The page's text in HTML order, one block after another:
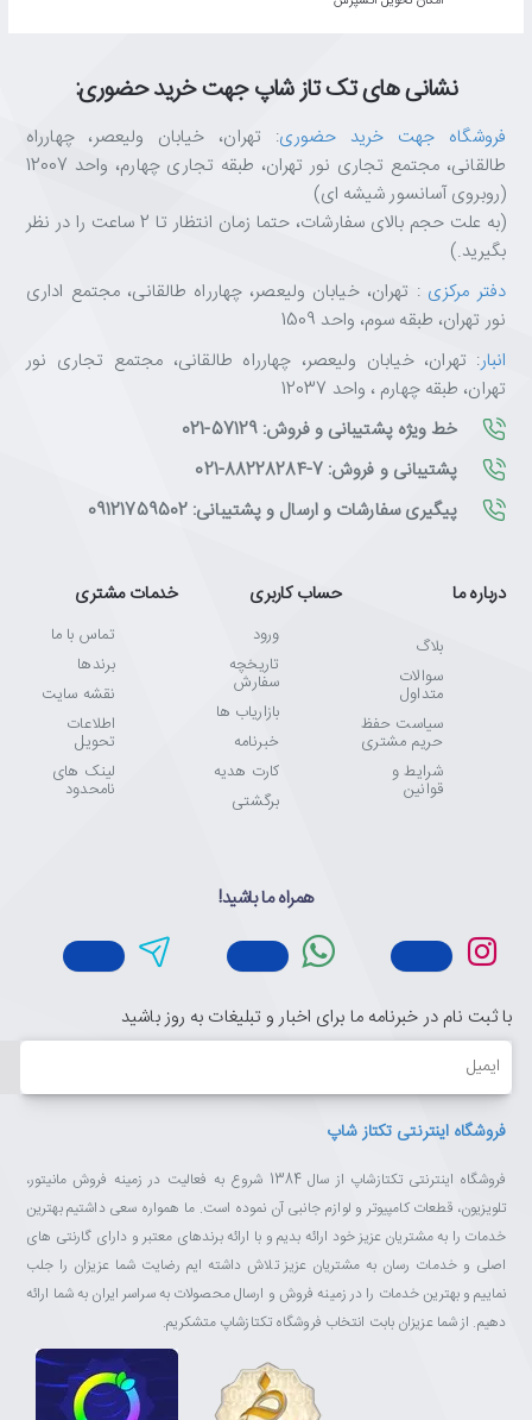
نشانی های تک تاز شاپ جهت خرید حضوری:
فروشگاه جهت خرید حضوری: تهران، خیابان ولیعصر، چهارراه
طالقانی، مجتمع تجاری نور تهران، طبقه تجاری چهارم، واحد 12007
(روبروی آسانسور شیشه ای)
(به علت حجم بالای سفارشات، حتما زمان انتظار تا 2 ساعت را در نظر
بگیرید.)
دفتر مرکزی : تهران، خیابان ولیعصر، چهارراه طالقانی، مجتمع اداری
نور تهران، طبقه سوم، واحد 1509
انبار: تهران، خیابان ولیعصر، چهارراه طالقانی، مجتمع تجاری نور
تهران، طبقه چهارم ، واحد 12037
خط ویژه پشتیبانی و فروش: 57129-021
پشتیبانی و فروش: 7-88228284-021
پیگیری سفارشات و ارسال و پشتیبانی: 09121759502
درباره ما
بلاگ
سوالات
متداول
سیاست حفظ
حریم مشتری
شرایط و
قوانین
حساب کاربری
ورود
تاریخچه
سفارش
بازاریاب ها
خبرنامه
کارت هدیه
برگشتی
خدمات مشتری
تماس با ما
برندها
نقشه سایت
اطلاعات
تحویل
لینک های
نامحدود
همراه ما باشید!
با ثبت نام در خبرنامه ما برای اخبار و تبلیغات به روز باشید
ایمیل
فروشگاه اینترنتی تکتاز شاپ
فروشگاه اینترنتی تکتازشاپ از سال 1384 شروع به فعالیت در زمینه فروش مانیتور،
تلویزیون، قطعات کامپیوتر و لوازم جانبی آن نموده است. ما همواره سعی داشتیم بهترین
خدمات را به مشتریان عزیز خود ارائه بدیم و با ارائه برندهای معتبر و دارای گارنتی های
اصلی و خدمات رسان به مشتریان عزیز تلاش داشته ایم رضایت شما عزیزان را جلب
نماییم و بهترین خدمات را در زمینه فروش و ارسال محصولات به سراسر ایران به شما ارائه
دهیم. از شما عزیزان بابت انتخاب فروشگاه تکتازشاپ متشکریم.